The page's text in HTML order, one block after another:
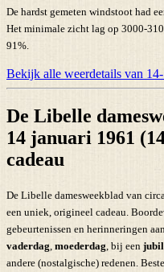
De hardst gemeten windstoot had
Het minimale zicht lag op 3000-
91%.
Bekijk alle weerdetails van
De Libelle
14 januari 1961
cadeau
De Libelle damesweekblad van
een uniek, origineel cadeau.
gebeurtenissen en herinneringen
vaderdag, moederdag, bij een
andere (nostalgische) redenen.